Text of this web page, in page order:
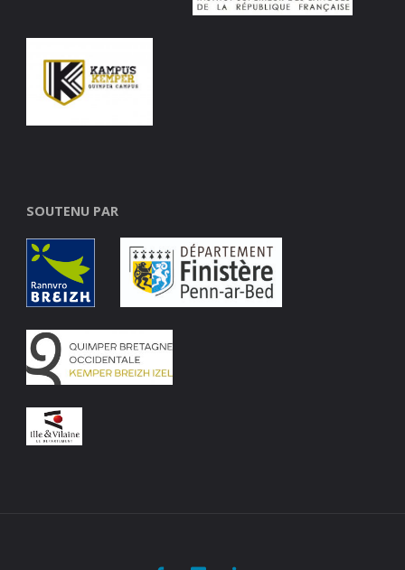
SOUTENU PAR